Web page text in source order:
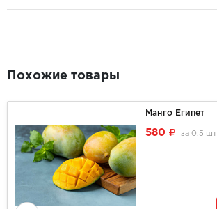
Похожие товары
Манго Египет
580 за 0.5 шт